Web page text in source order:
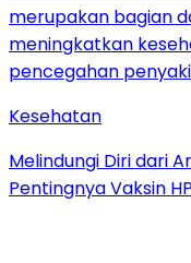
Kesehatan
Melindungi Diri dari
Pentingnya Vaksin